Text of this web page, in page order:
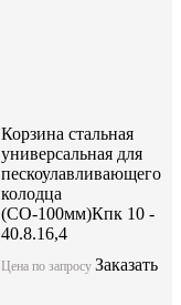
Корзина стальная
универсальная для
пескоулавливающего
колодца
(СО-100мм)Кпк 10 -
40.8.16,4
Цена по запросу Заказать